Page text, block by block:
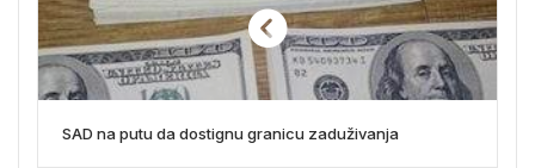
SAD na putu da dostignu granicu zaduživanja